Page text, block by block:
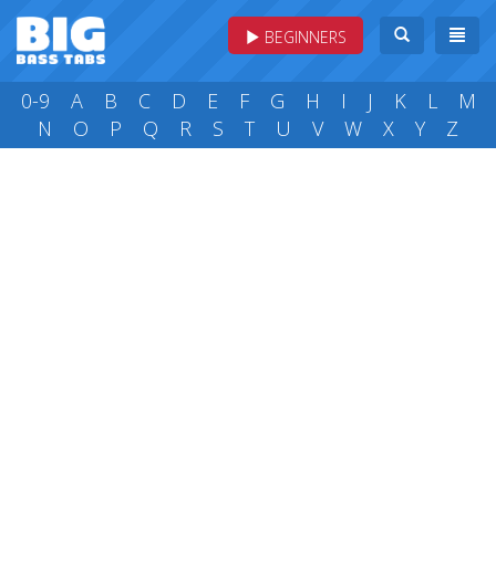
BEGINNERS
0-9 A B C D E F G H I J K L
M
N
O P Q R S T U V W X Y Z